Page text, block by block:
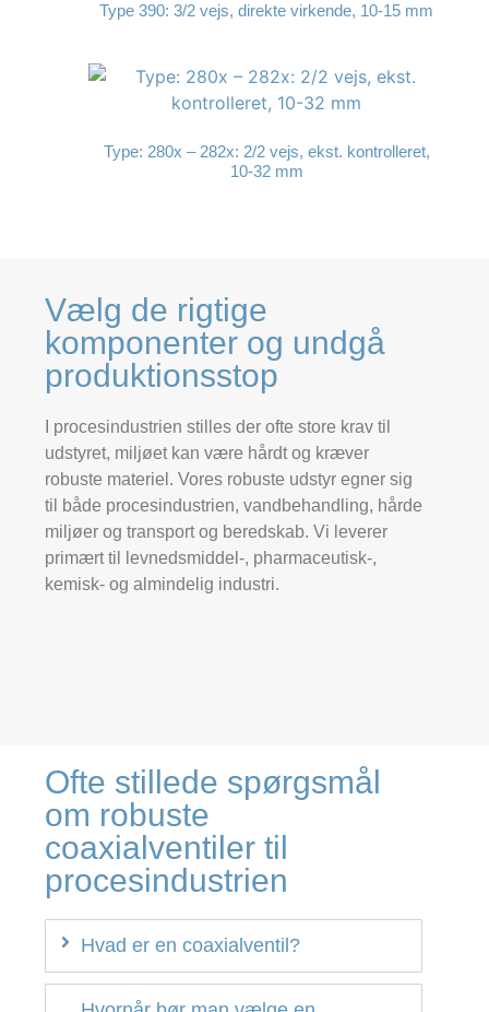
Type 390: 3/2 vejs, direkte virkende, 10-15 mm
Type: 280x – 282x: 2/2 vejs, ekst. kontrolleret,
10-32 mm
Vælg de rigtige
komponenter og undgå
produktionsstop
I procesindustrien stilles der ofte store krav til
udstyret, miljøet kan være hårdt og kræver
robuste materiel. Vores robuste udstyr egner sig
til både procesindustrien, vandbehandling, hårde
miljøer og transport og beredskab. Vi leverer
primært til levnedsmiddel-, pharmaceutisk-,
kemisk- og almindelig industri.
Ofte stillede spørgsmål
om robuste
coaxialventiler til
procesindustrien
Hvad er en coaxialventil?